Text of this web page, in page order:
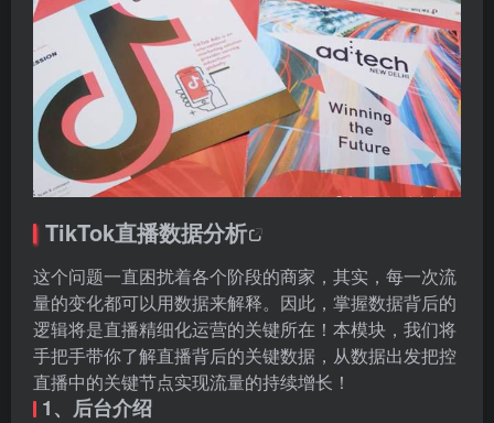
TikTok直播数据分析
这个问题一直困扰着各个阶段的商家，其实，每一次流
量的变化都可以用数据来解释。因此，掌握数据背后的
逻辑将是直播精细化运营的关键所在！本模块，我们将
手把手带你了解直播背后的关键数据，从数据出发把控
直播中的关键节点实现流量的持续增长！
1、后台介绍